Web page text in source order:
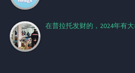
在普拉托发财的，2024年有